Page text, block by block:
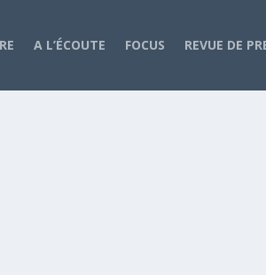
A L’ÉCOUTE FOCUS REVUE DE